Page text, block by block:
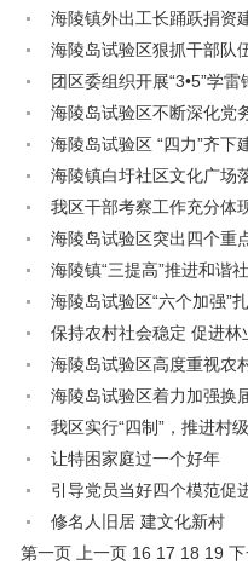
海陵镇外出工长踊跃捐资
海陵岛试验区狠抓干部队
团区委组织开展“3•5”学雷
海陵岛试验区不断深化党
海陵岛试验区 “四力”齐下
海陵镇白圩社区文化广场
我区干部考察工作充分体
海陵岛试验区突出四个重
海陵镇“三提高”推进和谐
海陵岛试验区“六个加强”
保持农村社会稳定 促进林
海陵岛试验区高度重视农
海陵岛试验区着力加强换
我区实行“四制”，推进村
让特困家庭过一个好年
引导党员当好四个模范促
修名人旧居 建文化新村
第一页
上一页 16 17 18 19